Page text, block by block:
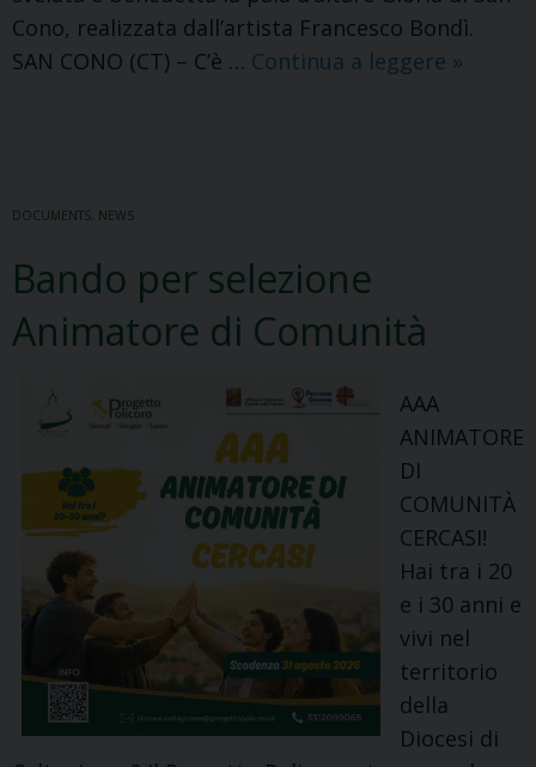
Cono, realizzata dall’artista Francesco Bondì.
SAN CONO (CT) – C’è … Continua a leggere SAN
San
un
nuovo
di
fede
e
arte:
»
DOCUMENTS NEWS
Bando per selezione
Animatore di Comunità
AAA
ANIMATORE
DI
COMUNITÀ
CERCASI! ​
Hai tra i 20
e i 30 anni e
vivi nel
territorio
della
Diocesi di